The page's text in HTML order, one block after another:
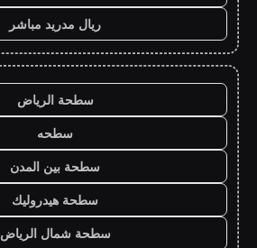
ريال مدريد مباشر
سطحة الرياض
سطحه
سطحة بين المدن
سطحة هيدروليك
سطحة شمال الرياض